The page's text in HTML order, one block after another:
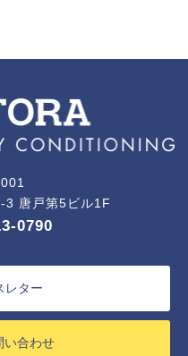
3 唐戸第5ビル1F
0790
レター
い合わせ